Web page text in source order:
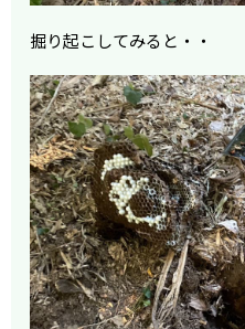
掘り起こしてみると・・